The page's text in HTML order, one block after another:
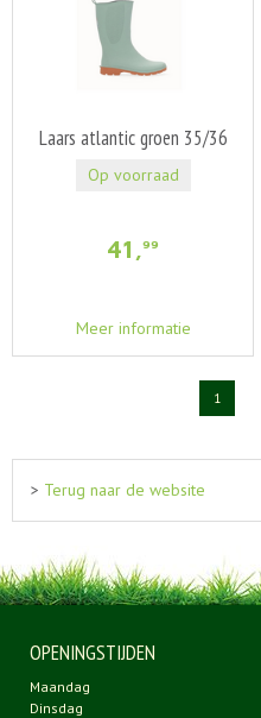
Laars atlantic groen 35/36
41 ,99
Meer informatie
Op voorraad
1
> Terug naar de website
OPENINGSTIJDEN
Maandag
Dinsdag